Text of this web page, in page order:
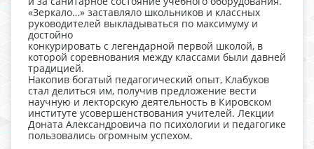
«Зеркало…» заставляло школьников и классных
руководителей выкладываться по максимуму и
достойно
конкурировать с легендарной первой школой, в
которой соревнования между классами были давней
традицией.
Накопив богатый педагогический опыт, Клабуков
стал делиться им, получив предложение вести
научную и лекторскую деятельность в Кировском
институте усовершенствования учителей. Лекции
Доната Александровича по психологии и педагогике
пользовались огромным успехом.